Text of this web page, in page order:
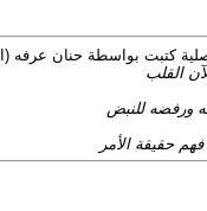
كتبت بواسطة حنان عرفه
القلب
ورفضه للنبض
حقيقة الأمر